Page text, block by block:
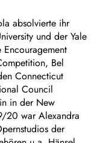
absolvierte ihr
und der Yale
Bel
Connecticut
Council
in der New
20 war Alexandra
der